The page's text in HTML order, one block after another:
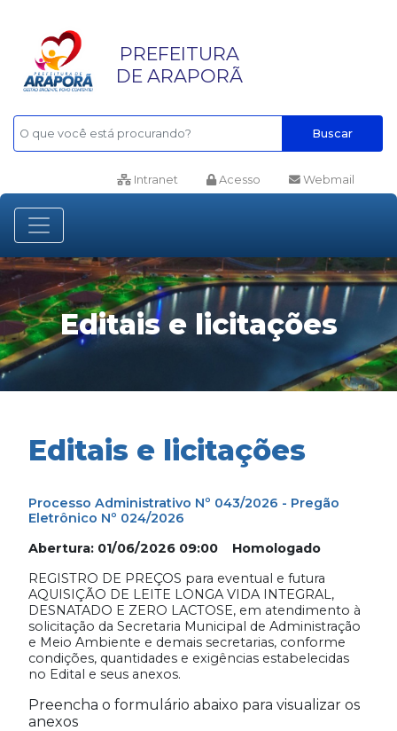
PREFEITURA
DE ARAPORÃ
Buscar
Intranet Acesso Webmail
Editais e licitações
Editais e licitações
Processo Administrativo Nº 043/2026 - Pregão
Eletrônico Nº 024/2026
Abertura: 01/06/2026 09:00 Homologado
REGISTRO DE PREÇOS para eventual e futura
AQUISIÇÃO DE LEITE LONGA VIDA INTEGRAL,
DESNATADO E ZERO LACTOSE, em atendimento à
solicitação da Secretaria Municipal de Administração
e Meio Ambiente e demais secretarias, conforme
condições, quantidades e exigências estabelecidas
no Edital e seus anexos.
Preencha o formulário abaixo para visualizar os
anexos